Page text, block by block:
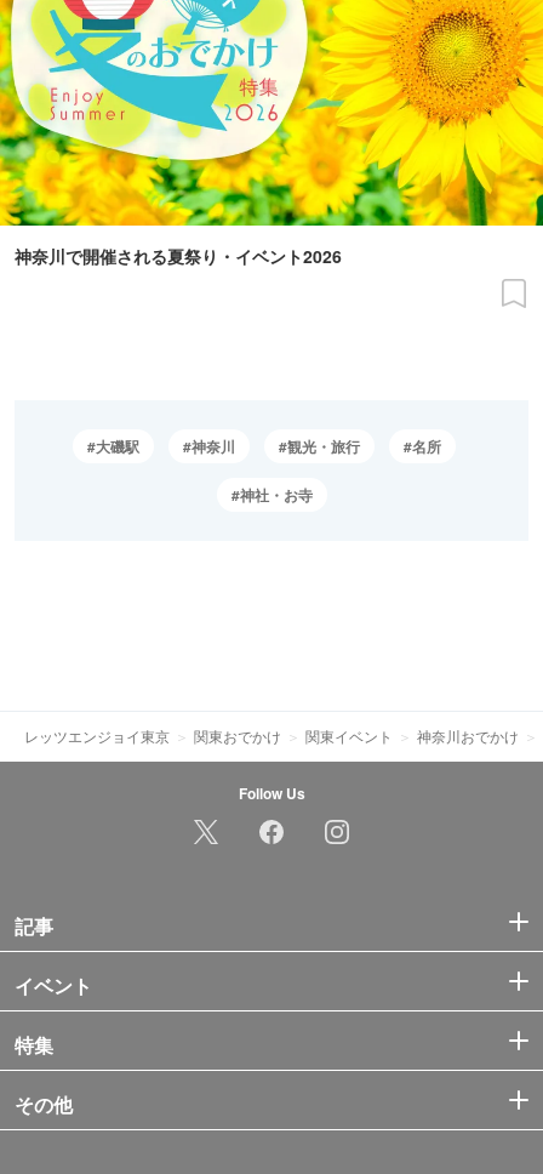
神奈川で開催される夏祭り・イベント2026
大磯駅 神奈川 観光・旅行 名所
神社・お寺
レッツエンジョイ東京 関東おでかけ 関東イベント 神奈川おでかけ
Follow Us
記事
イベント
特集
その他